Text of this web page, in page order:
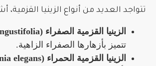
تتواجد العديد من أنواع الزينيا القزمية،
الزينيا القزمية الصفراء (Zinnia angustifolia):
تتميز بأزهارها الصفراء الزاهية.
الزينيا القزمية الحمراء (Zinnia elegans):